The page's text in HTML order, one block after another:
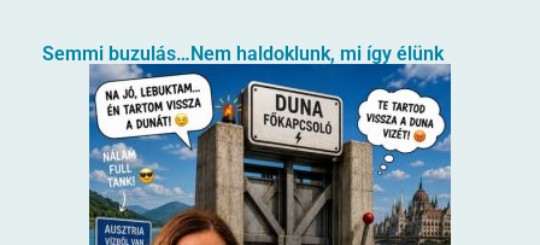
Semmi buzulás…Nem haldoklunk, mi így élünk